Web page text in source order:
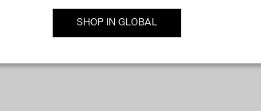
SHOP IN GLOBAL